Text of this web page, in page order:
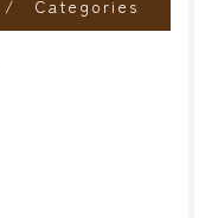
Categories